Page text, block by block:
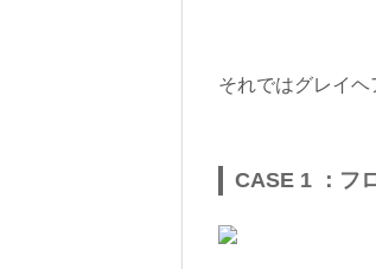
それではグレイヘ
CASE 1 ：フ